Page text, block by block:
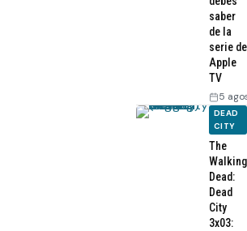
saber
de la
serie de
Apple
TV
5
DEAD
CITY
The
Walking
Dead:
Dead
City
3x03: